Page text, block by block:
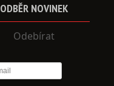
ODBĚR NOVINEK
Odebírat